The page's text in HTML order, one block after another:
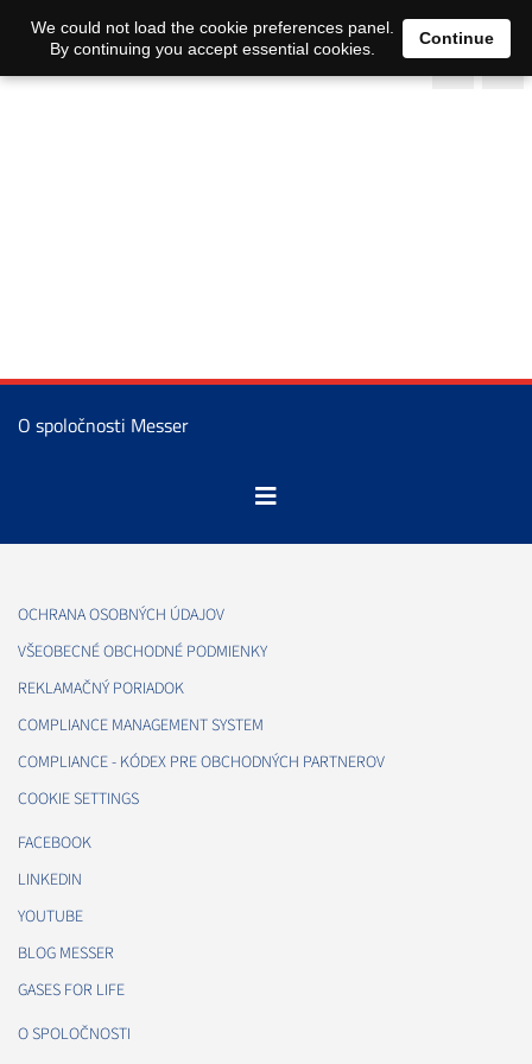
O spoločnosti Messer
OCHRANA OSOBNÝCH ÚDAJOV
VŠEOBECNÉ OBCHODNÉ PODMIENKY
REKLAMAČNÝ PORIADOK
COMPLIANCE MANAGEMENT SYSTEM
COMPLIANCE - KÓDEX PRE OBCHODNÝCH PARTNEROV
COOKIE SETTINGS
FACEBOOK
LINKEDIN
YOUTUBE
BLOG MESSER
GASES FOR LIFE
O SPOLOČNOSTI
We could not load the cookie preferences panel.
By continuing you accept essential cookies.
Continue